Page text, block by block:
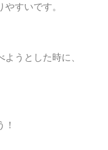
すいです。
うとした時に、